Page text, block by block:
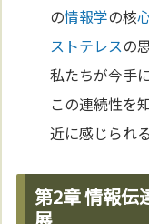
の情報学の核
ストテレスの
私たちが今手
この連続性を
近に感じられ
第2章 情報伝